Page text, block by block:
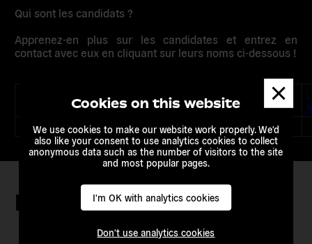
Cookies on this website
We use cookies to make our website work properly. We'd
also like your consent to use analytics cookies to collect
anonymous data such as the number of visitors to the site
and most popular pages.
I'm OK with analytics cookies
Don't use analytics cookies
Qui sont les candidats ?
Apprenez-en plus sur les candidates et entrez en
contact avec eux en cliquant sur leurs noms ci-dessous !
Mahfoufi
Marquez
Mastrantoni
Keep in touch